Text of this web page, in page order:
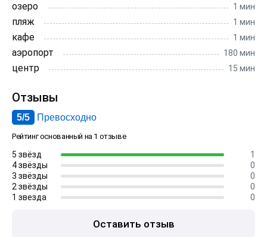
озеро 1 мин
пляж 1 мин
кафе 1 мин
аэропорт 180 мин
центр 15 мин
Отзывы
5/5 Превосходно
Рейтинг основанный на 1 отзыве
5 звёзд
1
4 звёзды
0
3 звёзды
0
2 звёзды
0
1 звезда
0
Оставить отзыв